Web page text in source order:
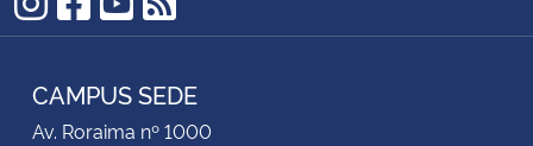
Instagram
Facebook
YouTube
RSS
CAMPUS SEDE
Av. Roraima nº 1000